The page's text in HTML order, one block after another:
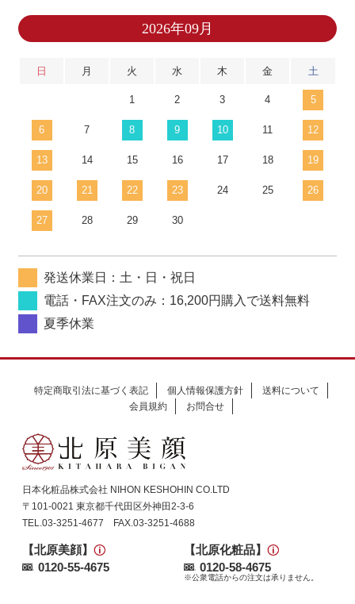
2026年09月
日 月 火 水 木 金 土
1 2 3 4 5
6 7 8 9 10 11 12
13 14 15 16 17 18 19
20 21 22 23 24 25 26
27 28 29 30
発送休業日：土・日・祝日
電話・FAX注文のみ：16,200円購入で送料無料
夏季休業
特定商取引法に基づく表記 個人情報保護方針
送料について
会員規約
お問合せ
日本化粧品株式会社 NIHON KESHOHIN CO.LTD
〒101-0021 東京都千代田区外神田2-3-6
TEL.03-3251-4677 FAX.03-3251-4688
【北原美顔】
0120-55-4675
【北原化粧品】
0120-58-4675
※公衆電話からの注文は承りません。